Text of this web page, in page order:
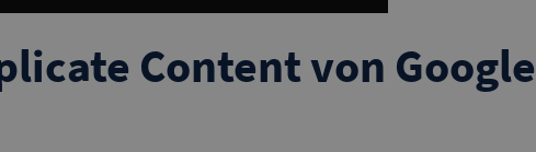
Content von Google